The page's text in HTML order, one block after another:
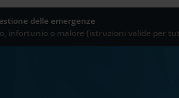
delle emergenze
infortunio o malore (istruzioni valide per